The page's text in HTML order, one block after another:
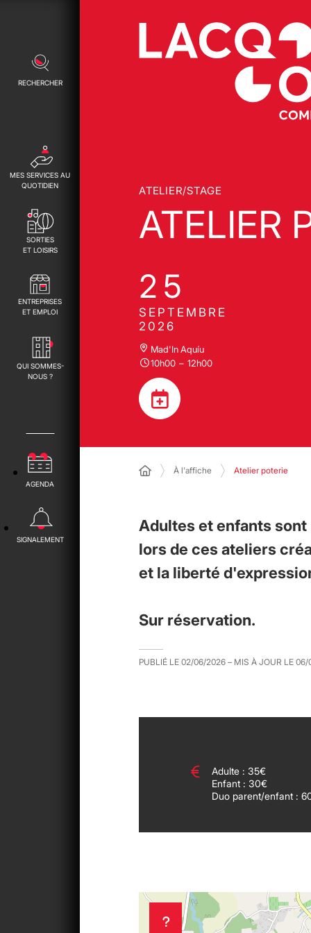
RECHERCHER
MES SERVICES AU
QUOTIDIEN
SORTIES
ET LOISIRS
ENTREPRISES
ET EMPLOI
QUI SOMMES-
NOUS ?
AGENDA
SIGNALEMENT
ATELIER/STAGE
ATELIER
25
SEPTEMBRE
2026
Mad'In Aquíu
10h00 – 12h00
À l'affiche Atelier poterie
Adultes et enfants
lors de ces ateliers
et la liberté
Sur réservation.
PUBLIÉ LE 02/06/2026 – MIS À JOUR LE 06/
Adulte : 35€
Enfant : 30€
Duo parent/enfant :